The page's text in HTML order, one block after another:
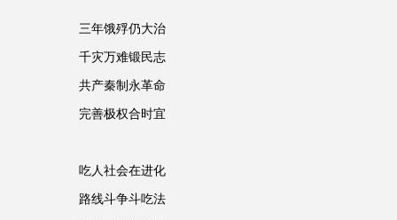
三年饿殍仍大治
千灾万难锻民志
共产秦制永革命
完善极权合时宜
吃人社会在进化
路线斗争斗吃法